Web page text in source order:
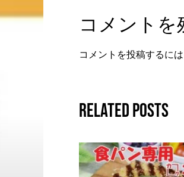
コメントを
コメントを投稿するには
Related Posts